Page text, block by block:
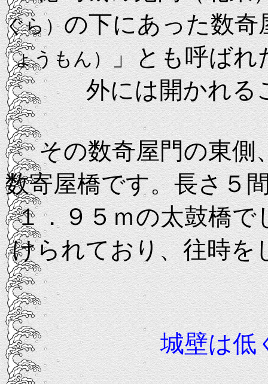
ぐら）の下にあった数奇
ょうもん）」とも呼ばれ
外には開かれる
その数奇屋門の東側
数寄屋橋です。長さ５
１．９５ｍの太鼓橋で
けられており、往時を
城壁は低